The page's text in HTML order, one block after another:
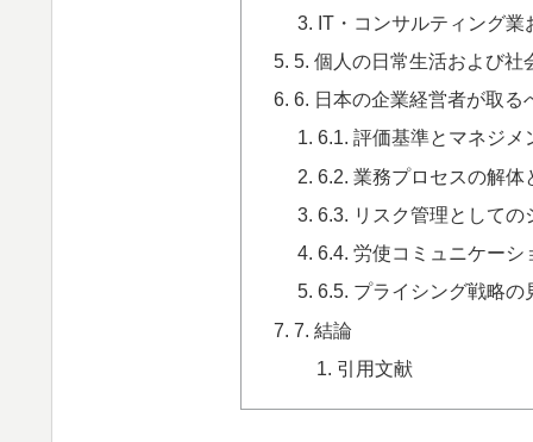
IT・コンサルティング業
5. 個人の日常生活および社
6. 日本の企業経営者が取る
6.1. 評価基準とマネジ
6.2. 業務プロセスの解
6.3. リスク管理として
6.4. 労使コミュニケー
6.5. プライシング戦略
7. 結論
引用文献